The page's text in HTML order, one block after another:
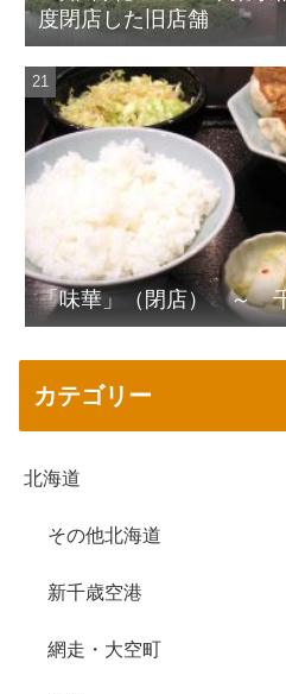
度閉店した旧店舗
「味華」（閉店） ～
カテゴリー
北海道
その他北海道
新千歳空港
網走・大空町